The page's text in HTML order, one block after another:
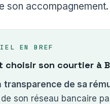
son accompagnement.
EN BREF
choisir son courtier à
transparence de sa
de son réseau bancaire